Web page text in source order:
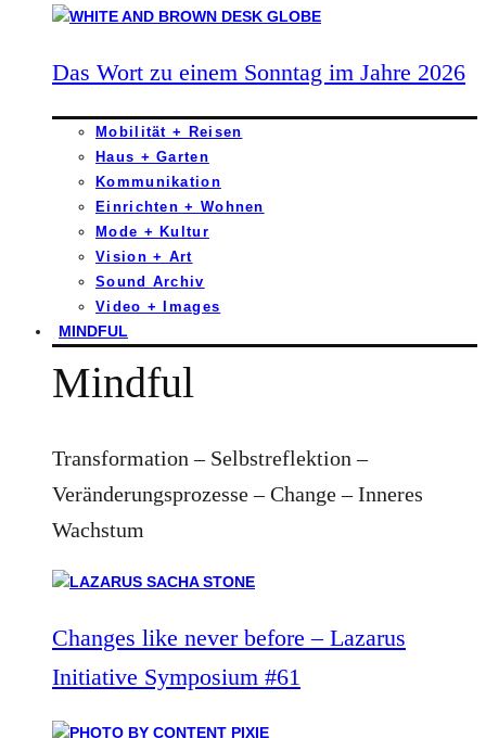
Das Wort zu einem Sonntag im Jahre 2026
Mobilität + Reisen
Haus + Garten
Kommunikation
Einrichten + Wohnen
Mode + Kultur
Vision + Art
Sound Archiv
Video + Images
MINDFUL
Mindful
Transformation – Selbstreflektion –
Veränderungsprozesse – Change – Inneres
Wachstum
Changes like never before – Lazarus
Initiative Symposium #61